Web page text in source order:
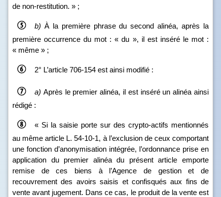
de non‑restitution. » ;
b) À la première phrase du second alinéa, après la
première occurrence du mot : « du », il est inséré le mot :
« même » ;
2° L’article 706‑154 est ainsi modifié :
a) Après le premier alinéa, il est inséré un alinéa ainsi
rédigé :
« Si la saisie porte sur des crypto‑actifs mentionnés
au même article L. 54‑10‑1, à l’exclusion de ceux comportant
une fonction d’anonymisation intégrée, l’ordonnance prise en
application du premier alinéa du présent article emporte
remise de ces biens à l’Agence de gestion et de
recouvrement des avoirs saisis et confisqués aux fins de
vente avant jugement. Dans ce cas, le produit de la vente est